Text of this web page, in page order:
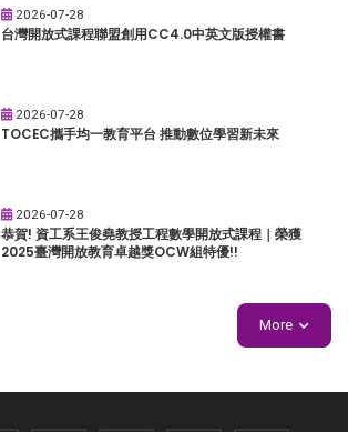
2026-07-28
台灣開放式課程聯盟創用CC4.0中英文版授權書
2026-07-28
TOCEC攜手均一教育平台 推動數位學習新未來
2026-07-28
恭賀! 資工系王俊堯教授工程數學開放式課程｜榮獲
2025臺灣開放教育卓越獎OCW組特優!!
More